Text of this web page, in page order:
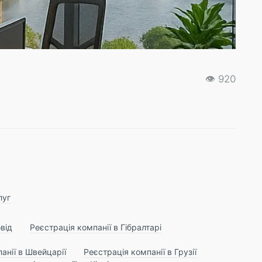
👁 920
Реєстрація компанії в Гібралтарі
в Швейцарії
Реєстрація компанії в Грузії